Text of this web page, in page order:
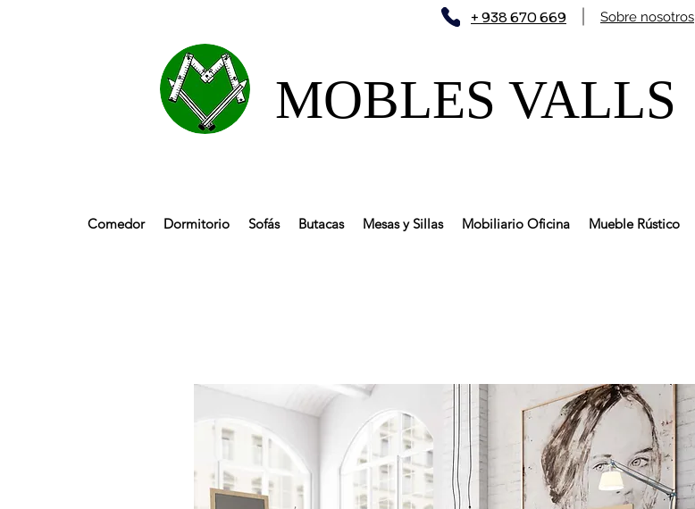
Sobre nosotros
+ 938 670 669
MOBLES VALLS​
Comedor Dormitorio Sofás Butacas Mesas y Sillas Mobiliario Oficina Mueble Rústico